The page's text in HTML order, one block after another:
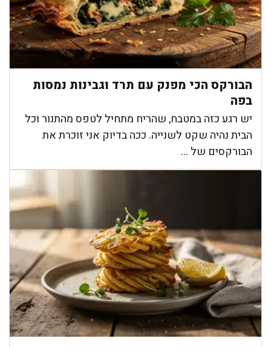
הבורקס הכי מפנק עם תרד וגבינות נמסות
בפה
יש רגע כזה במטבח, שהריח מתחיל לטפס מהתנור וכל
הבית נהיה שקט לשנייה. ככה בדיוק אני זוכרת את
הבורקסים של ...